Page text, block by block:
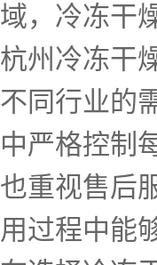
域，冷冻干
杭州冷冻干
不同行业的
中严格控制
也重视售后
用过程中能